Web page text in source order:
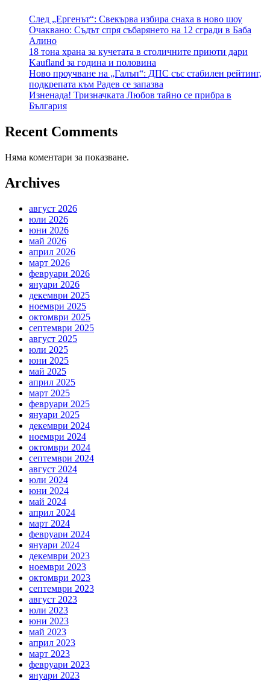
След „Ергенът“: Свекърва избира снаха в ново шоу
Очаквано: Съдът спря събарянето на 12 сгради в Баба
Алино
18 тона храна за кучетата в столичните приюти дари
Kaufland за година и половина
Ново проучване на „Галъп“: ДПС със стабилен рейтинг,
подкрепата към Радев се запазва
Изненада! Тризначката Любов тайно се прибра в
България
Recent Comments
Няма коментари за показване.
Archives
август 2026
юли 2026
юни 2026
май 2026
април 2026
март 2026
февруари 2026
януари 2026
декември 2025
ноември 2025
октомври 2025
септември 2025
август 2025
юли 2025
юни 2025
май 2025
април 2025
март 2025
февруари 2025
януари 2025
декември 2024
ноември 2024
октомври 2024
септември 2024
август 2024
юли 2024
юни 2024
май 2024
април 2024
март 2024
февруари 2024
януари 2024
декември 2023
ноември 2023
октомври 2023
септември 2023
август 2023
юли 2023
юни 2023
май 2023
април 2023
март 2023
февруари 2023
януари 2023